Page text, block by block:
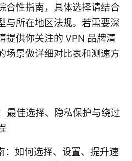
合性指南，具体选择请结合
与所在地区法规。若需要深
提供你关注的 VPN 品牌清
场景做详细对比表和测速方
最佳选择、隐私保护与绕过
：如何选择、设置、提升速